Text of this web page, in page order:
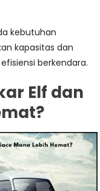
kebutuhan
kapasitas dan
berkendara.
Elf dan